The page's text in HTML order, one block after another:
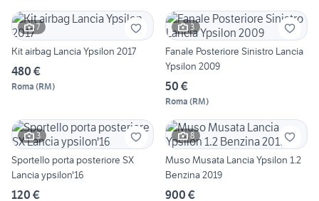
7
Kit airbag Lancia Ypsilon 2017
480 €
Roma (RM)
3
Fanale Posteriore Sinistro Lancia
Ypsilon 2009
50 €
Roma (RM)
3
Sportello porta posteriore SX
Lancia ypsilon'16
120 €
8
Muso Musata Lancia Ypsilon 1.2
Benzina 2019
900 €